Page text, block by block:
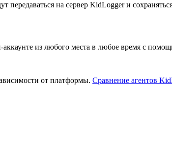
на сервер KidLogger и
из любого места в любое время с
от платформы. Сравнение агентов